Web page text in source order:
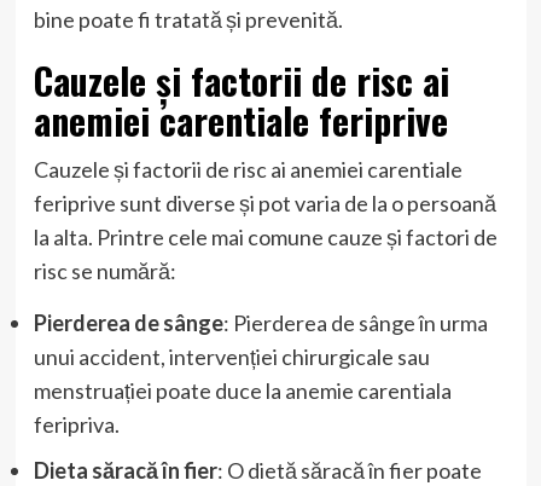
bine poate fi tratată și prevenită.
Cauzele și factorii de risc ai
anemiei carentiale feriprive
Cauzele și factorii de risc ai anemiei carentiale
feriprive sunt diverse și pot varia de la o persoană
la alta. Printre cele mai comune cauze și factori de
risc se numără:
Pierderea de sânge: Pierderea de sânge în urma
unui accident, intervenției chirurgicale sau
menstruației poate duce la anemie carentiala
feripriva.
Dieta săracă în fier: O dietă săracă în fier poate